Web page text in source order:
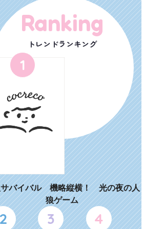
Ranking
トレンドランキング
1
バイバル 機略縦横！ 光の夜の人
狼ゲーム
3 4